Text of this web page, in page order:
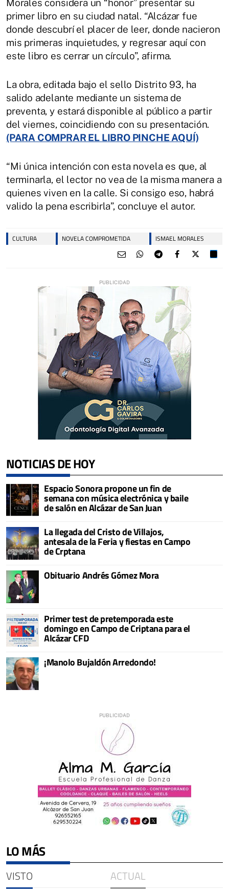
Morales considera un “honor” presentar su
primer libro en su ciudad natal. “Alcázar fue
donde descubrí el placer de leer, donde nacieron
mis primeras inquietudes, y regresar aquí con
este libro es cerrar un círculo”, afirma.
La obra, editada bajo el sello Distrito 93, ha
salido adelante mediante un sistema de
preventa, y estará disponible al público a partir
del viernes, coincidiendo con su presentación.
(PARA COMPRAR EL LIBRO PINCHE AQUÍ)
“Mi única intención con esta novela es que, al
terminarla, el lector no vea de la misma manera a
quienes viven en la calle. Si consigo eso, habrá
valido la pena escribirla”, concluye el autor.
CULTURA NOVELA COMPROMETIDA ISMAEL MORALES
NOTICIAS DE HOY
Espacio Sonora propone un fin de
semana con música electrónica y baile
de salón en Alcázar de San Juan
La llegada del Cristo de Villajos,
antesala de la Feria y fiestas en Campo
de Crptana
Obituario Andrés Gómez Mora
Primer test de pretemporada este
domingo en Campo de Criptana para el
Alcázar CFD
¡Manolo Bujaldón Arredondo!
LO MÁS
VISTO ACTUAL